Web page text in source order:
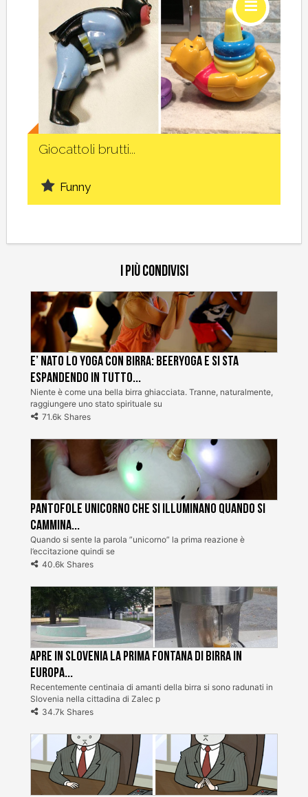
Giocattoli brutti...
Funny
Social
I più condivisi
E’ nato lo Yoga con Birra: BeerYoga e si sta
espandendo in tutto...
Niente è come una bella birra ghiacciata. Tranne, naturalmente,
raggiungere uno stato spirituale su
71.6k Shares
Pantofole unicorno che si illuminano quando si
cammina...
Quando si sente la parola ”unicorno” la prima reazione è
l’eccitazione quindi se
40.6k Shares
Apre in Slovenia la prima fontana di birra in
Europa...
Recentemente centinaia di amanti della birra si sono radunati in
Slovenia nella cittadina di Zalec p
34.7k Shares